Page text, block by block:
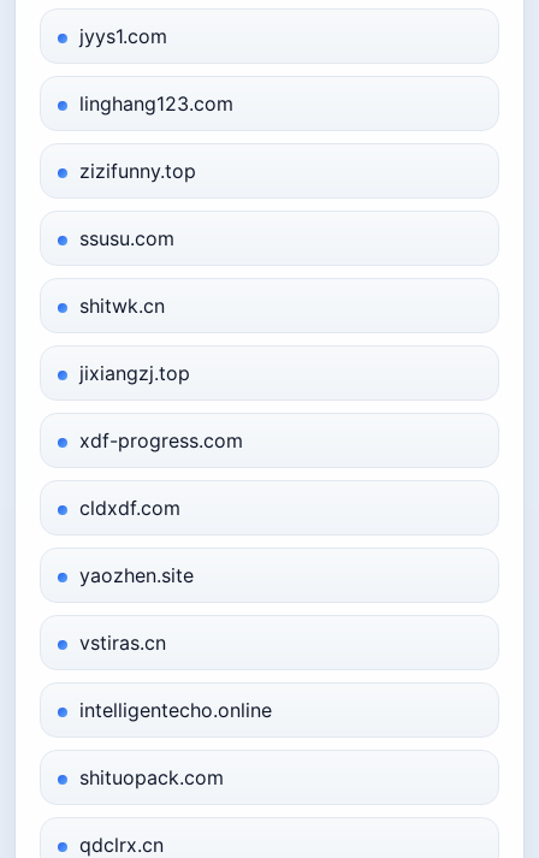
jyys1.com
linghang123.com
zizifunny.top
ssusu.com
shitwk.cn
jixiangzj.top
xdf-progress.com
cldxdf.com
yaozhen.site
vstiras.cn
intelligentecho.online
shituopack.com
qdclrx.cn